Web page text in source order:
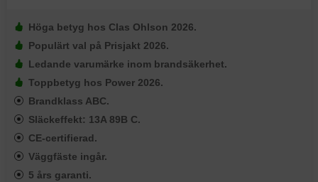
Höga betyg hos Clas Ohlson 2026.
Populärt val på Prisjakt 2026.
Ledande varumärke inom brandsäkerhet.
Toppbetyg hos Power 2026.
Brandklass ABC.
Släckeffekt: 13A 89B C.
CE-certifierad.
Väggfäste ingår.
5 års garanti.